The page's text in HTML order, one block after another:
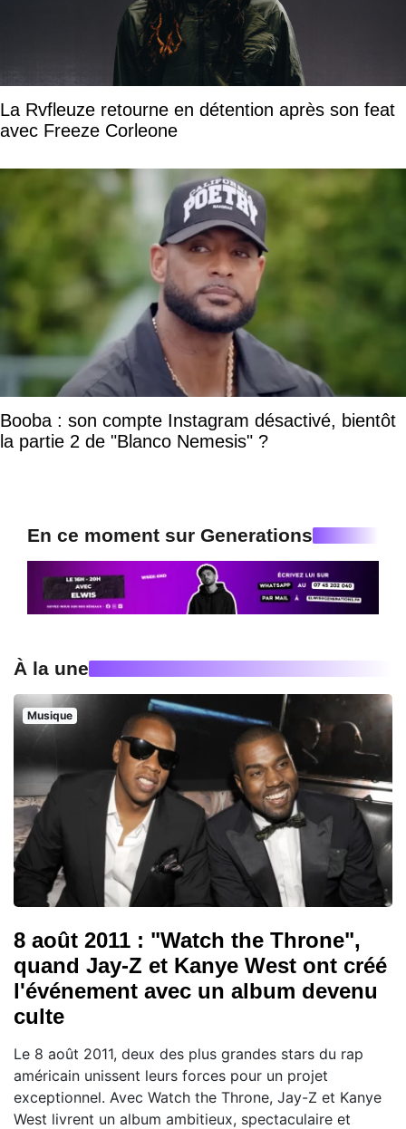
La Rvfleuze retourne en détention après son feat
avec Freeze Corleone
Booba : son compte Instagram désactivé, bientôt
la partie 2 de "Blanco Nemesis" ?
En ce moment sur Generations
À la une
Musique
8 août 2011 : "Watch the Throne",
quand Jay-Z et Kanye West ont créé
l'événement avec un album devenu
culte
Le 8 août 2011, deux des plus grandes stars du rap
américain unissent leurs forces pour un projet
exceptionnel. Avec Watch the Throne, Jay-Z et Kanye
West livrent un album ambitieux, spectaculaire et